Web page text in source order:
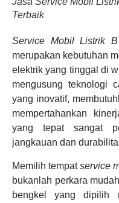
Terbaik
Service Mobil Listrik
merupakan kebutuhan
elektrik yang tinggal di
mengusung teknologi
yang inovatif,
mempertahankan
yang tepat sangat
jangkauan dan
Memilih tempatservice
bukanlah perkara
bengkel yang dipilih